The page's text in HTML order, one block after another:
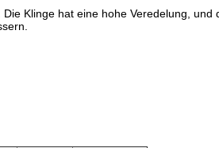
Klinge hat eine hohe Veredelung, und